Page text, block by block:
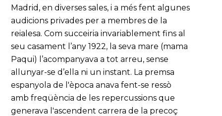
Madrid, en diverses sales, i a més fent algunes
audicions privades per a membres de la
reialesa. Com succeiria invariablement fins al
seu casament l’any 1922, la seva mare (mama
Paqui) l’acompanyava a tot arreu, sense
allunyar-se d’ella ni un instant. La premsa
espanyola de l'època anava fent-se ressò
amb freqüència de les repercussions que
generava l'ascendent carrera de la precoç